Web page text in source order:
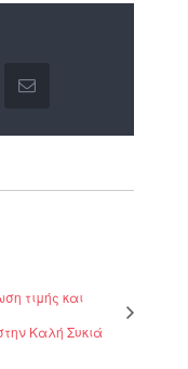
Email
τιμής και
Καλή Συκιά